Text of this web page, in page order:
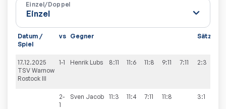
Einzel/Doppel
Datum /
Spiel
vs Gegner Sätze
17.12.2025
TSV Warnow
Rostock III
1-1 Henrik Lubs 8:11 11:6 11:8 9:11 7:11 2:3
2-
1
Sven Jacob 11:3 11:4 7:11 11:8 3:1